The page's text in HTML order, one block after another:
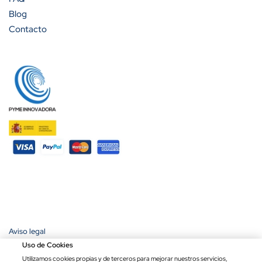
Blog
Contacto
Aviso legal
Política de privacidad
Uso de Cookies
Utilizamos cookies propias y de terceros para mejorar nuestros servicios,